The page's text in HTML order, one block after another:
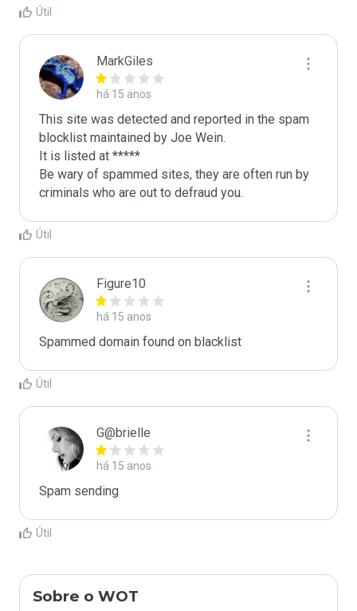
Útil
MarkGiles
há 15 anos
This site was detected and reported in the spam
blocklist maintained by Joe Wein.
It is listed at *****
Be wary of spammed sites, they are often run by
criminals who are out to defraud you.
Útil
Figure10
há 15 anos
Spammed domain found on blacklist
Útil
G@brielle
há 15 anos
Spam sending
Útil
Sobre o WOT